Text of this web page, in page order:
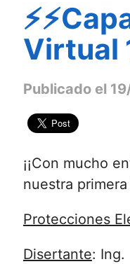
Virtual
Publicado el
¡¡Con mucho
nuestra primera
Protecciones
Disertante: Ing.